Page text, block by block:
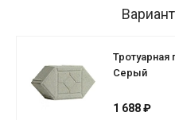
Тротуарная
Серый
1 688 ₽